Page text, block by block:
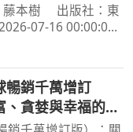
藤本樹 出版社：東
07-16 00:00:00
企圖與淀治接觸。夾
到
暢銷千萬增訂
貪婪與幸福的20